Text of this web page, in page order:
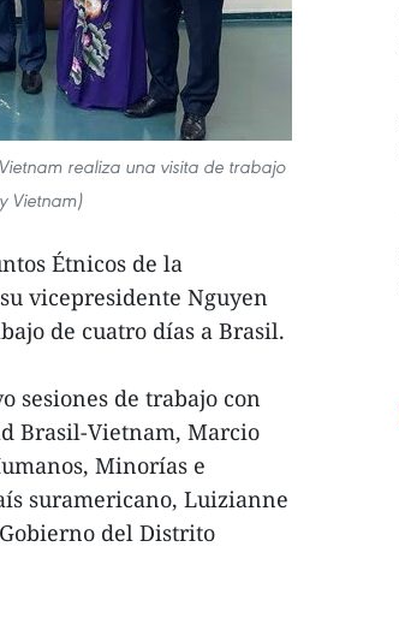
realiza una visita de trabajo
Vietnam)
Étnicos de la
vicepresidente Nguyen
de cuatro días a Brasil.
sesiones de trabajo con
Brasil-Vietnam, Marcio
Minorías e
suramericano, Luizianne
del Distrito